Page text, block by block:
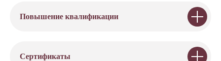
Повышение квалификации
Сертификаты